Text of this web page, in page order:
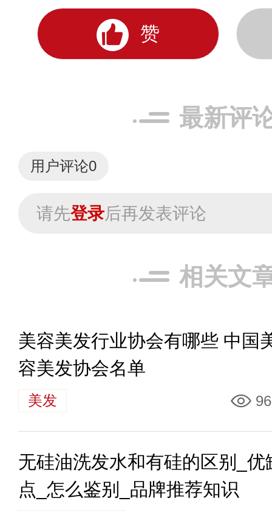
赞
最新评
用户评论0
请先登录后再发表评论
相关文
美容美发行业协会有哪些 中国
容美发协会名单
美发
无硅油洗发水和有硅的区别_优
点_怎么鉴别_品牌推荐知识